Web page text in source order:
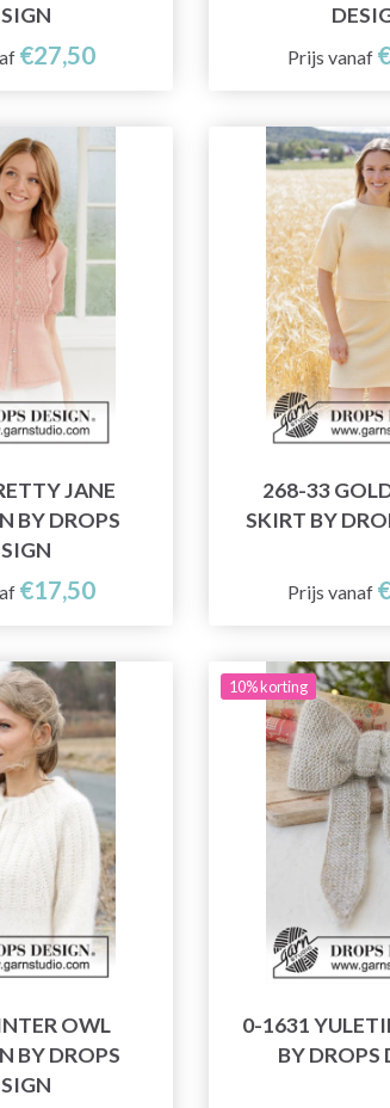
€27,50 Prijs vanaf
JANE
BY DROPS
€17,50
268-33
SKIRT BY
Prijs vanaf
OWL
BY DROPS
10% korting
0-1631
BY DROPS